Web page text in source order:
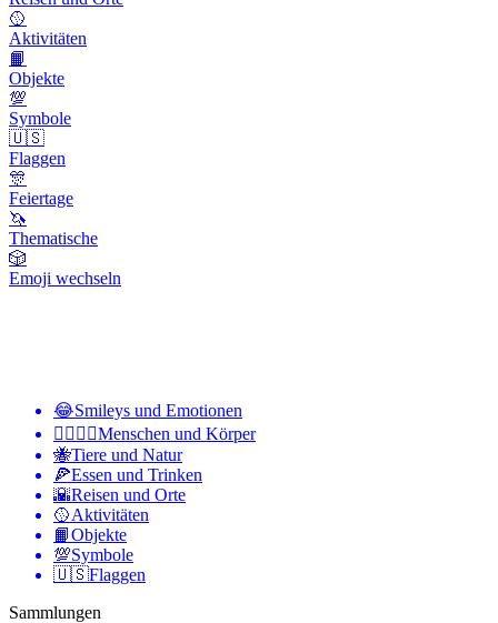
🥎
Aktivitäten
📙
Objekte
💯
Symbole
🇺🇸
Flaggen
🎊
Feiertage
🦄
Thematische
🎲
Emoji wechseln
😂Smileys und Emotionen
👩‍❤️‍💋‍👨Menschen und Körper
🐝Tiere und Natur
🍕Essen und Trinken
🌇Reisen und Orte
🥎Aktivitäten
📙Objekte
💯Symbole
🇺🇸Flaggen
Sammlungen